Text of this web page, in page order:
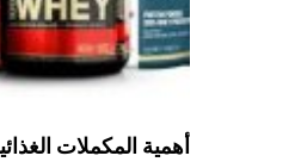
أهمية المكملات